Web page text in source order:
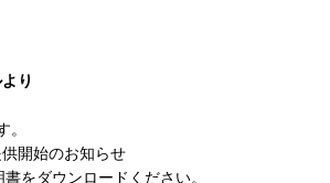
り
開始のお知らせ
をダウンロードください。